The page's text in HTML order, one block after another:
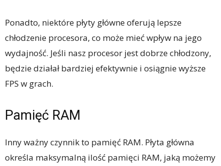
Ponadto, niektóre płyty główne oferują lepsze
chłodzenie procesora, co może mieć wpływ na jego
wydajność. Jeśli nasz procesor jest dobrze chłodzony,
będzie działał bardziej efektywnie i osiągnie wyższe
FPS w grach.
Pamięć RAM
Inny ważny czynnik to pamięć RAM. Płyta główna
określa maksymalną ilość pamięci RAM, jaką możemy